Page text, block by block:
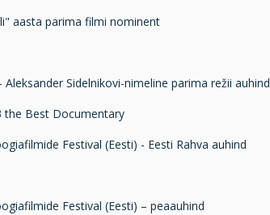
aasta parima filmi nominent
Sidelnikovi-nimeline parima režii auhind
the Best Documentary
Festival (Eesti) - Eesti Rahva auhind
Festival (Eesti) – peaauhind